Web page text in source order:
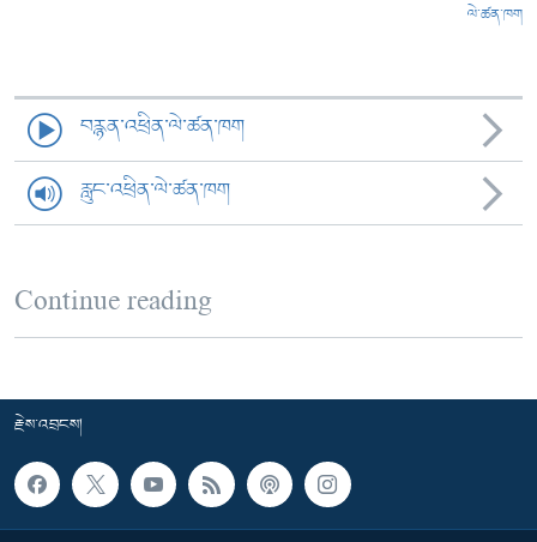
ལེ་ཚན་ཁག
བརྙན་འཕྲིན་ལེ་ཚན་ཁག
རླུང་འཕྲིན་ལེ་ཚན་ཁག
Continue reading
རྗེས་འབྲངས།